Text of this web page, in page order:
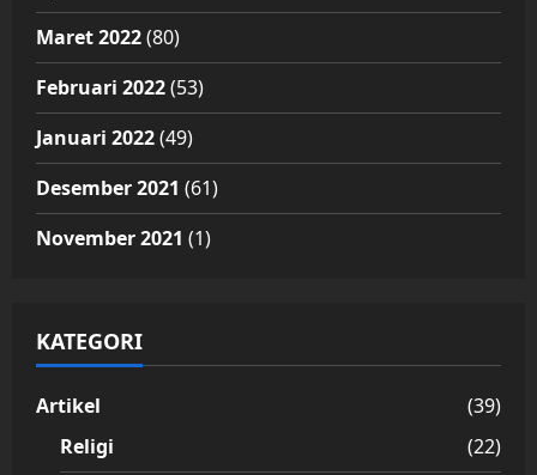
Maret 2022(80)
Februari 2022(53)
Januari 2022(49)
Desember 2021 (61)
November 2021 (1)
KATEGORI
Artikel
(39)
Religi
(22)